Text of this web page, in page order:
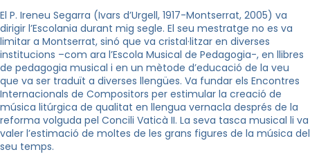
El P. Ireneu Segarra (Ivars d’Urgell, 1917-Montserrat, 2005) va
dirigir l’Escolania durant mig segle. El seu mestratge no es va
limitar a Montserrat, sinó que va cristal·litzar en diverses
institucions –com ara l’Escola Musical de Pedagogia-, en llibres
de pedagogia musical i en un mètode d’educació de la veu
que va ser traduït a diverses llengües. Va fundar els Encontres
Internacionals de Compositors per estimular la creació de
música litúrgica de qualitat en llengua vernacla després de la
reforma volguda pel Concili Vaticà II. La seva tasca musical li va
valer l’estimació de moltes de les grans figures de la música del
seu temps.